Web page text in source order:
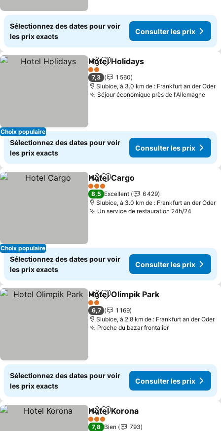
Sélectionnez des dates pour voir
les prix exacts
Consulter les prix
Choix populaire
PartagerAjouter à mes favoris
Hotel Holidays
2 Étoiles
7,3
1 560
Slubice, à 3.0 km de : Frankfurt an der Oder
Séjour économique près de l'Allemagne
Sélectionnez des dates pour voir
les prix exacts
Consulter les prix
Choix populaire
PartagerAjouter à mes favoris
Hotel Cargo
3 Étoiles
8,5 Excellent
6 429
Slubice, à 3.0 km de : Frankfurt an der Oder
Un service de restauration 24h/24
Sélectionnez des dates pour voir
les prix exacts
Consulter les prix
PartagerAjouter à mes favoris
Hotel Olimpik Park
2 Étoiles
6,7
1 169
Slubice, à 2.8 km de : Frankfurt an der Oder
Proche du bazar frontalier
Sélectionnez des dates pour voir
les prix exacts
Consulter les prix
PartagerAjouter à mes favoris
Hotel Korona
3 Étoiles
7,8 Bien
793